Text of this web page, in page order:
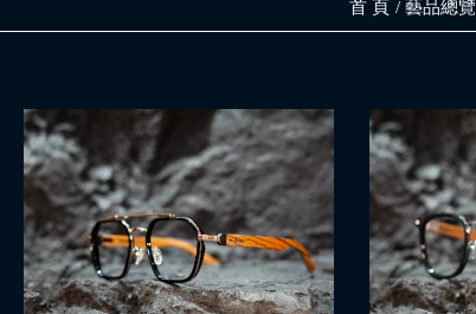
首 頁 藝品總覽